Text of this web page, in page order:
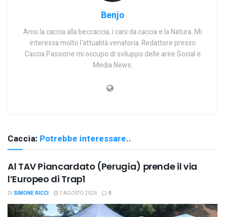
Benjo
Amo la caccia alla beccaccia, i cani da caccia e la Natura. Mi
interessa molto l'attualità venatoria. Redattore presso
Caccia Passione mi occupo di sviluppo delle aree Social e
Media News.
Caccia: Potrebbe interessare..
Al TAV Piancardato (Perugia) prende il via
l’Europeo di Trap1
DI SIMONE RICCI 7 AGOSTO 2026 0